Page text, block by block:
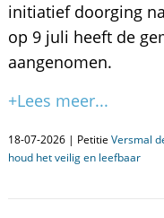
initiatief doorging
op 9 juli heeft de
aangenomen.
+Lees meer...
18-07-2026 | Petitie Versmal
houd het veilig en leefbaar